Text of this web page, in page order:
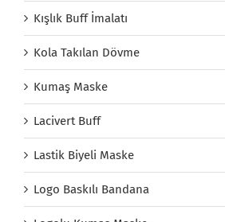
Kışlık Buff İmalatı
Kola Takılan Dövme
Kumaş Maske
Lacivert Buff
Lastik Biyeli Maske
Logo Baskılı Bandana